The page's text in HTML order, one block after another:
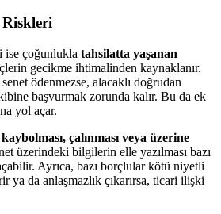
Riskleri
ise çoğunlukla tahsilatta yaşanan
gecikme ihtimalinden kaynaklanır.
ödenmezse, alacaklı doğrudan
başvurmak zorunda kalır. Bu da ek
yol açar.
çalınması veya üzerine
üzerindeki bilgilerin elle yazılması bazı
Ayrıca, bazı borçlular kötü niyetli
ya da anlaşmazlık çıkarırsa, ticari ilişki